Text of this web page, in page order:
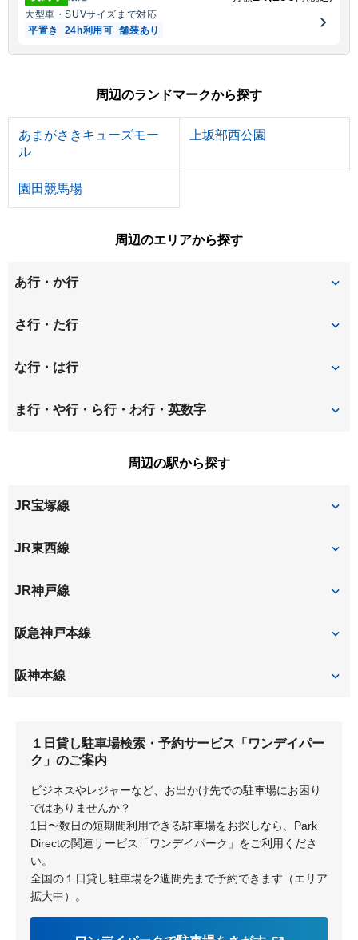
大型車・SUVサイズまで対応
平置き
24h利用可 舗装あり
周辺のランドマークから探す
あまがさきキューズモー
ル
上坂部西公園
園田競馬場
周辺のエリアから探す
あ行・か行
今在家町
大島町
久々知
口田中
さ行・た行
椎堂
常光寺 庄内幸町
善法寺町
竹島
次屋
な行・は行
長洲中通 長洲西通
服部寿町
原田南
二葉町
ま行・や行・ら行・わ行・英数字
周辺の駅から探す
JR宝塚線
塚口
JR東西線
尼崎
JR神戸線
尼崎
阪急神戸本線
園田
阪神本線
１日貸し駐車場検索・予約サービス「ワンデイパー
ク」のご案内
ビジネスやレジャーなど、お出かけ先での駐車場にお困り
ではありませんか？
1日〜数日の短期間利用できる駐車場をお探しなら、Park
Directの関連サービス「ワンデイパーク」をご利用くださ
い。
全国の１日貸し駐車場を2週間先まで予約できます（エリア
拡大中）。